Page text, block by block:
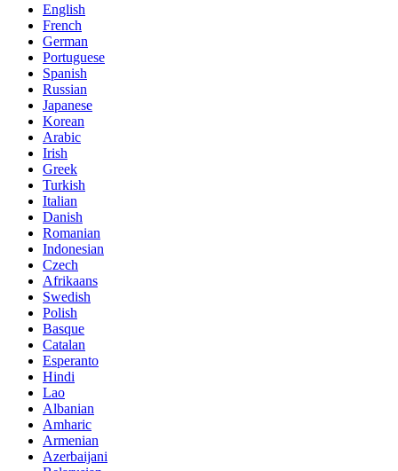
English
French
German
Portuguese
Spanish
Russian
Japanese
Korean
Arabic
Irish
Greek
Turkish
Italian
Danish
Romanian
Indonesian
Czech
Afrikaans
Swedish
Polish
Basque
Catalan
Esperanto
Hindi
Lao
Albanian
Amharic
Armenian
Azerbaijani